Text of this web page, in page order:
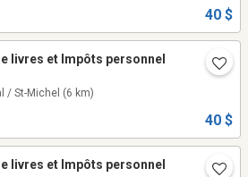
40 $
livres et Impôts personnel
/ St-Michel (6 km)
40 $
livres et Impôts personnel